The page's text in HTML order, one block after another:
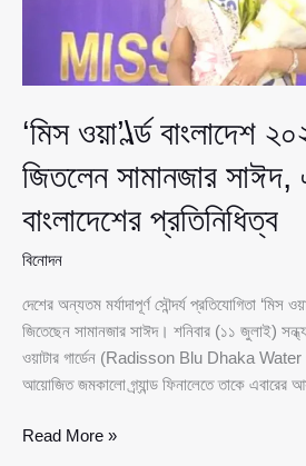
‘মিস ওয়া’\র্ল্ড বাংলাদেশ
জিতলেন সামানজার সাঈদ,
বাংলাদেশের প্রতিনিধিত্ব
বিনোদন
দেশের অন্যতম মর্যাদাপূর্ণ সৌন্দর্য প্রতিযোগিতা ‘মিস
জিতেছেন সামানজার সাঈদ। শনিবার (১১ জুলাই)
ওয়াটার গার্ডেন (Radisson Blu Dhaka
আয়োজিত জমকালো গ্র্যান্ড ফিনালেতে তাকে এবারের
‘মিস
Read More »